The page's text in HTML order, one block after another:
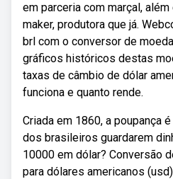
em parceria com marçal,
maker, produtora que já.
brl com o conversor de
gráficos históricos destas
taxas de câmbio de dólar
funciona e quanto rende.
Criada em 1860, a poupança
dos brasileiros guardarem
10000 em dólar? Conversão
para dólares americanos